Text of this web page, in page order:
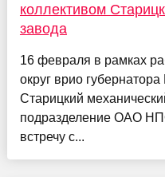
коллективом
завода
16 февраля в рамках
округ врио
Старицкий
подразделение ОАО
встречу с...